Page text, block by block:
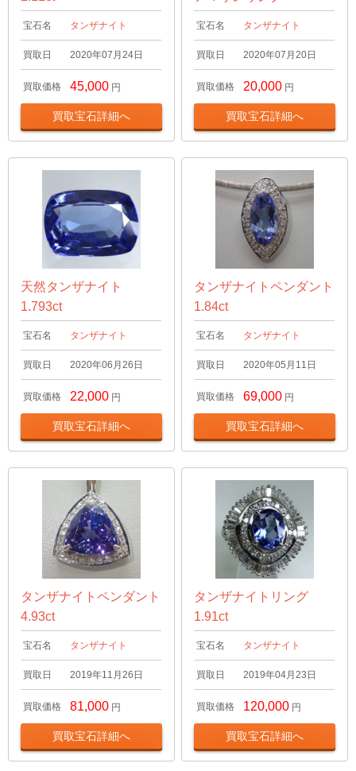
宝石名 タンザナイト
買取日 2020年07月24日
買取価格 45,000 円
買取宝石詳細へ
宝石名 タンザナイト
買取日 2020年07月20日
買取価格 20,000 円
買取宝石詳細へ
天然タンザナイト
1.793ct
宝石名 タンザナイト
買取日 2020年06月26日
買取価格 22,000 円
買取宝石詳細へ
タンザナイトペンダント
1.84ct
宝石名 タンザナイト
買取日 2020年05月11日
買取価格 69,000 円
買取宝石詳細へ
タンザナイトペンダント
4.93ct
宝石名 タンザナイト
買取日 2019年11月26日
買取価格 81,000 円
買取宝石詳細へ
タンザナイトリング
1.91ct
宝石名 タンザナイト
買取日 2019年04月23日
買取価格 120,000 円
買取宝石詳細へ